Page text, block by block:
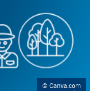
Canva.com